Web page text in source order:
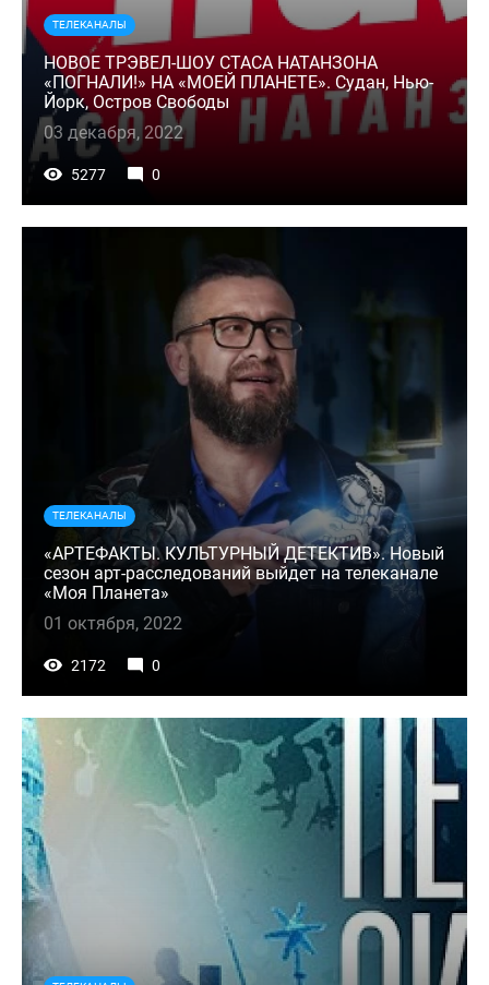
ТЕЛЕКАНАЛЫ
НОВОЕ ТРЭВЕЛ-ШОУ СТАСА НАТАНЗОНА
«ПОГНАЛИ!» НА «МОЕЙ ПЛАНЕТЕ». Судан, Нью-
Йорк, Остров Свободы
03 декабря, 2022
5277 0
ТЕЛЕКАНАЛЫ
«АРТЕФАКТЫ. КУЛЬТУРНЫЙ ДЕТЕКТИВ». Новый
сезон арт-расследований выйдет на телеканале
«Моя Планета»
01 октября, 2022
2172 0